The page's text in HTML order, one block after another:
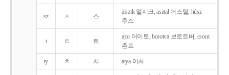
sz ㅅ 스
alszik 얼시크, asztal 어스털, húsz
후스
t ㅌ 트
ajto 어이토, borotva 보로트버, csont
촌트
ty ㅊ 치 atya 어처